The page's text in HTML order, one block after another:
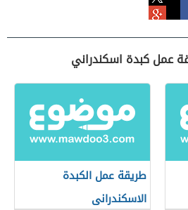
عمل كبدة اسكندراني
طريقة عمل الكبدة
الاسكندرانى